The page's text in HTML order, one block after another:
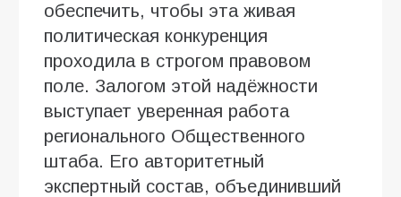
обеспечить, чтобы эта живая
политическая конкуренция
проходила в строгом правовом
поле. Залогом этой надёжности
выступает уверенная работа
регионального Общественного
штаба. Его авторитетный
экспертный состав, объединивший